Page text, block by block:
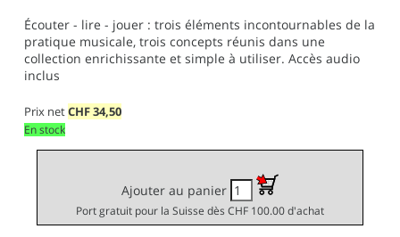
Écouter - lire - jouer : trois éléments incontournables de la
pratique musicale, trois concepts réunis dans une
collection enrichissante et simple à utiliser. Accès audio
inclus
Prix netCHF34,50
En stock
Ajouter au panier
Port gratuit pour la Suisse dès CHF 100.00 d'achat